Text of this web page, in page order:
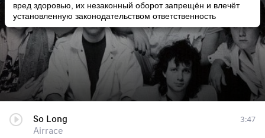
вред здоровью, их незаконный оборот запрещён и влечёт
установленную законодательством ответственность
Airrace
So Long
Airrace
3:47